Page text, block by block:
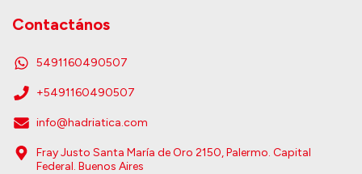
Contactános
5491160490507
+5491160490507
info@hadriatica.com
Fray Justo Santa María de Oro 2150, Palermo. Capital
Federal. Buenos Aires